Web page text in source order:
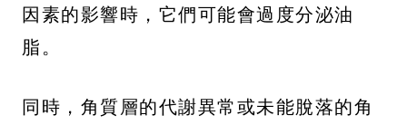
因素的影響時，它們可能會過度分泌油
脂。
同時，角質層的代謝異常或未能脫落的角